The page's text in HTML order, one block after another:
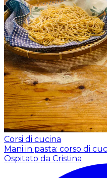
Corsi di cucina
Mani in pasta: corso di
Ospitato da Cristina